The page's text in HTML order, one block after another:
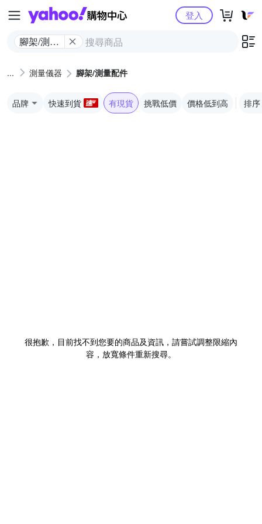
Yahoo購物中心
腳架/測量
登入
測量儀器 腳架/測量配件
品牌 快速到貨 有現貨 挑戰低價 價格低到高 排序
很抱歉，目前找不到您要的商品及資訊，請嘗試調整限縮內
容，放寬條件重新搜尋。